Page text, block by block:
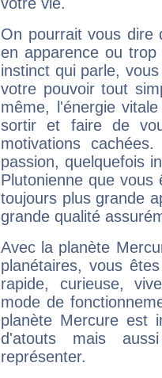
votre vie.
On pourrait vous dire
en apparence ou
instinct qui parle,
votre pouvoir tout
même, l'énergie
sortir et faire de
motivations
passion, quelquefois
Plutonienne que
toujours plus grande
grande qualité
Avec la planète
planétaires, vous
rapide, curieuse,
mode de
planète Mercure est
d'atouts mais
représenter.